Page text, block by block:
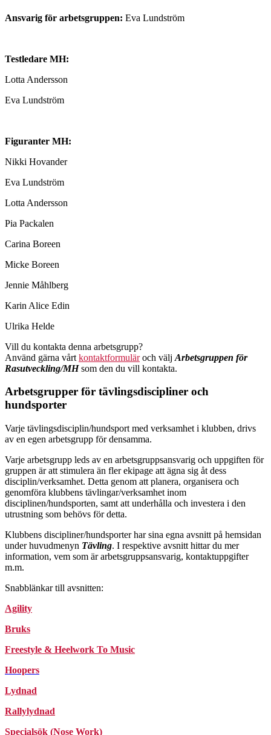
Ansvarig för arbetsgruppen: Eva Lundström
Testledare MH:
Lotta Andersson
Eva Lundström
Figuranter MH:
Nikki Hovander
Eva Lundström
Lotta Andersson
Pia Packalen
Carina Boreen
Micke Boreen
Jennie Måhlberg
Karin Alice Edin
Ulrika Helde
Vill du kontakta denna arbetsgrupp?
Använd gärna vårt kontaktformulär och välj Arbetsgruppen för
Rasutveckling/MHsom den du vill kontakta.
Arbetsgrupper för tävlingsdiscipliner och
hundsporter
Varje tävlingsdisciplin/hundsport med verksamhet i klubben, drivs
av en egen arbetsgrupp för densamma.
Varje arbetsgrupp leds av en arbetsgruppsansvarig och uppgiften för
gruppen är att stimulera än fler ekipage att ägna sig åt dess
disciplin/verksamhet. Detta genom att planera, organisera och
genomföra klubbens tävlingar/verksamhet inom
disciplinen/hundsporten, samt att underhålla och investera i den
utrustning som behövs för detta.
Klubbens discipliner/hundsporter har sina egna avsnitt på hemsidan
under huvudmenyn Tävling. I respektive avsnitt hittar du mer
information, vem som är arbetsgruppsansvarig, kontaktuppgifter
m.m.
Snabblänkar till avsnitten:
Agility
Bruks
Freestyle & Heelwork To Music
Hoopers
Lydnad
Rallylydnad
Specialsök (Nose Work)